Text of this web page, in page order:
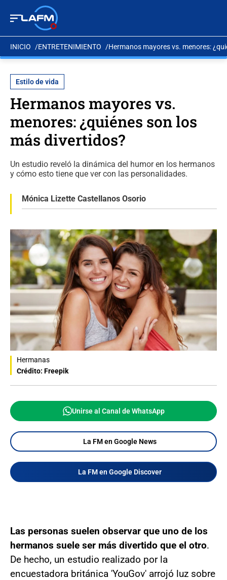
INICIO ENTRETENIMIENTO Hermanos mayores vs. menores:
Estilo de vida
Hermanos mayores vs.
menores: ¿quiénes son los
más divertidos?
Un estudio reveló la dinámica del humor en los hermanos
y cómo esto tiene que ver con las personalidades.
Mónica Lizette Castellanos Osorio
Hermanas
Crédito: Freepik
Unirse al Canal de WhatsApp
La FM en Google News
La FM en Google Discover
Las personas suelen observar que uno de los
hermanos suele ser más divertido que el otro.
De hecho, un estudio realizado por la
encuestadora británica 'YouGov' arrojó luz sobre